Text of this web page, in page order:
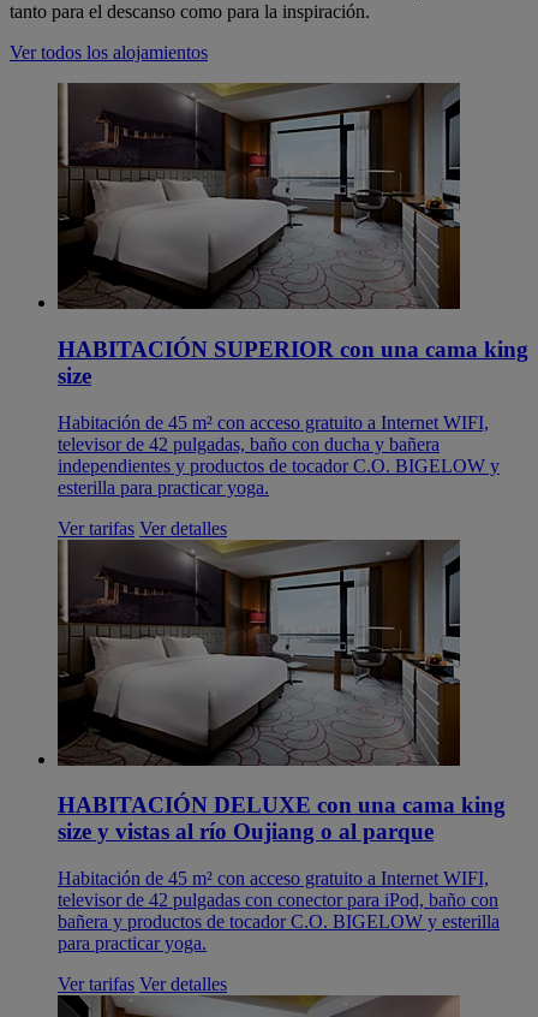
tanto para el descanso como para la inspiración.
Ver todos los alojamientos
HABITACIÓN SUPERIOR con una cama king
size
Habitación de 45 m² con acceso gratuito a Internet WIFI,
televisor de 42 pulgadas, baño con ducha y bañera
independientes y productos de tocador C.O. BIGELOW y
esterilla para practicar yoga.
Ver tarifas Ver detalles
HABITACIÓN DELUXE con una cama king
size y vistas al río Oujiang o al parque
Habitación de 45 m² con acceso gratuito a Internet WIFI,
televisor de 42 pulgadas con conector para iPod, baño con
bañera y productos de tocador C.O. BIGELOW y esterilla
para practicar yoga.
Ver tarifas Ver detalles